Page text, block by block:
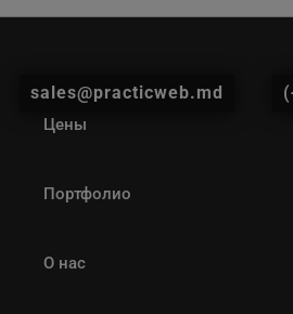
sales@practicweb.md
Цены
Портфолио
О нас